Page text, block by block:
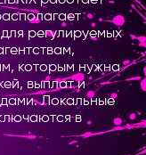
регулируемых
которым нужна
выплат и
Локальные
в